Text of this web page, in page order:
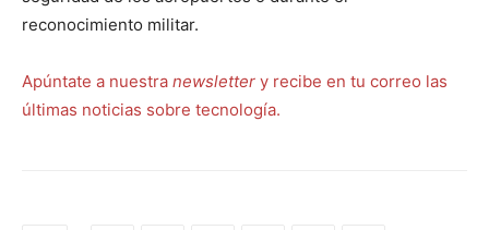
reconocimiento militar.
Apúntate a nuestra newsletter y recibe en tu correo las
últimas noticias sobre tecnología.